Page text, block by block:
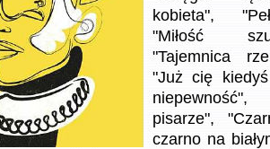
kobieta",
"Miłość
"Tajemnica
"Już cię kiedyś
pisarze",
czarno na